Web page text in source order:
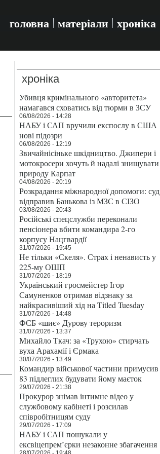
головна матеріали хроніка
хроніка
Убивця кримінального «авторитета»
намагався сховатись від тюрми в ЗСУ
06/08/2026 - 14:28
НАБУ і САП вручили експослу в США
нові підозри
06/08/2026 - 12:19
Звичайнісіньке шкідництво. Джипери і
мотокросери хочуть й надалі знищувати
природу Карпат
04/08/2026 - 20:19
Розкрадання міжнародної допомоги: суд
відправив Банькова із МЗС в СІЗО
03/08/2026 - 20:43
Російські спецслужби переконали
пенсіонера вбити командира 2-го
корпусу Нацгвардії
31/07/2026 - 19:45
Не тільки «Скеля». Страх і ненависть у
225-му ОШП
31/07/2026 - 18:19
Український гросмейстер Ігор
Самуненков отримав відзнаку за
найкрасивіший хід на Titled Tuesday
31/07/2026 - 14:48
ФСБ «шиє» Дурову тероризм
31/07/2026 - 13:37
Михайло Ткач: за «Трухою» стирчать
вуха Арахамії і Єрмака
30/07/2026 - 13:49
Командир військової частини примусив
83 підлеглих будувати йому маєток
29/07/2026 - 21:38
Прокурор знімав інтимне відео у
службовому кабінеті і розсилав
співробітницям суду
29/07/2026 - 17:09
НАБУ і САП пошукали у
ексвіцепрем’єрки незаконне збагачення